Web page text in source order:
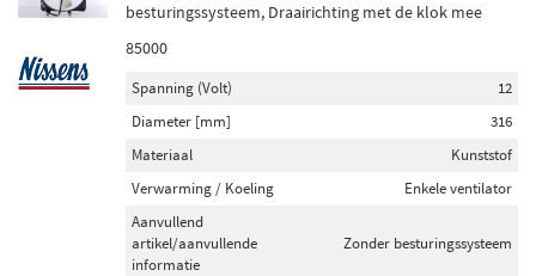
besturingssysteem, Draairichting met de klok mee
85000
Spanning (Volt)
12
Diameter [mm]
316
Materiaal
Kunststof
Verwarming / Koeling
Enkele ventilator
Aanvullend
artikel/aanvullende
informatie
Zonder besturingssysteem